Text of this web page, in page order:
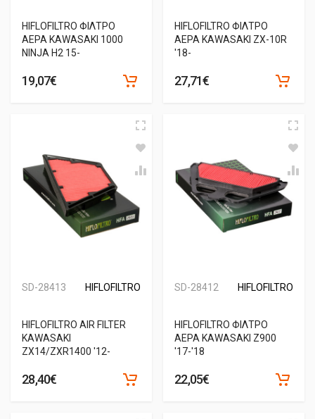
HIFLOFILTRO ΦΙΛΤΡΟ
ΑΕΡΑ KAWASAKI 1000
NINJA H2 15-
19,07€
HIFLOFILTRO ΦΙΛΤΡΟ
ΑΕΡΑ KAWASAKI ZX-10R
'18-
27,71€
SD-28413 HIFLOFILTRO
HIFLOFILTRO AIR FILTER
KAWASAKI
ZX14/ZXR1400 '12-
28,40€
SD-28412 HIFLOFILTRO
HIFLOFILTRO ΦΙΛΤΡΟ
ΑΕΡΑ KAWASAKI Z900
'17-'18
22,05€